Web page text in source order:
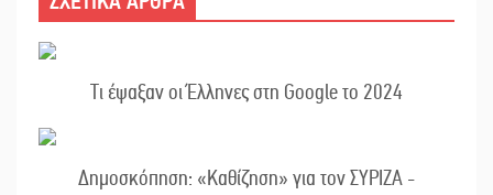
Τι έψαξαν οι Έλληνες στη Google το 2024
Δημοσκόπηση: «Καθίζηση» για τον ΣΥΡΙΖΑ -